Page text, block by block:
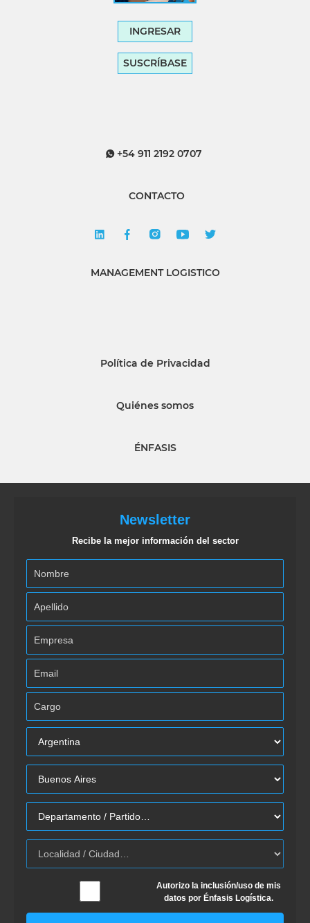
INGRESAR
SUSCRÍBASE
+54 911 2192 0707
CONTACTO
MANAGEMENT LOGISTICO
Política de Privacidad
Quiénes somos
ÉNFASIS
Newsletter
Recibe la mejor información del sector
Autorizo la inclusión/uso de mis
datos por Énfasis Logística.